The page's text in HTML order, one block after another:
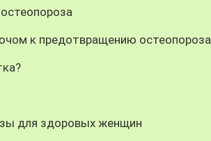
к предотвращению остеопороза
для здоровых женщин